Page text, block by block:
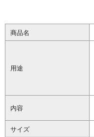
商品名
用途
内容
サイズ